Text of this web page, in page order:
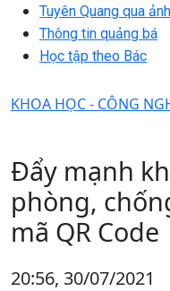
Tuyên Quang qua ảnh
Thông tin quảng bá
Học tập theo Bác
KHOA HỌC - CÔNG
Đẩy mạnh
phòng,
mã QR Code
20:56, 30/07/2021